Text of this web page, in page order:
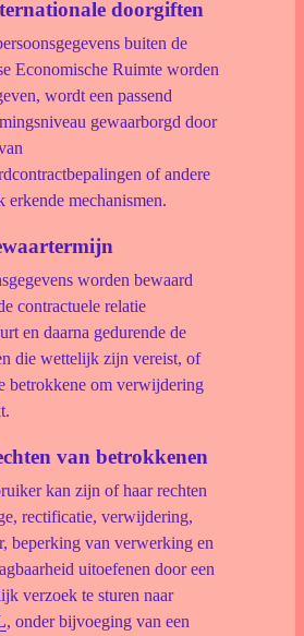
doorgiften
buiten de
Economische Ruimte worden
wordt een passend
gewaarborgd door
of andere
erkende mechanismen.
worden bewaard
contractuele relatie
en daarna gedurende de
die wettelijk zijn vereist, of
betrokkene om verwijdering
van betrokkenen
kan zijn of haar rechten
rectificatie, verwijdering,
beperking van verwerking en
uitoefenen door een
verzoek te sturen naar
, onder bijvoeging van een